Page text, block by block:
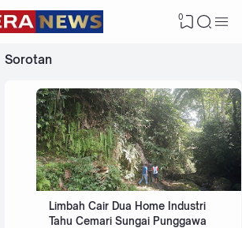
0
Sorotan
Limbah Cair Dua Home Industri
Tahu Cemari Sungai Punggawa